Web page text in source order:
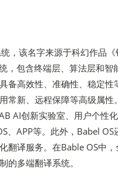
，该名字来源于科幻作品
，包含终端层、算法层和智
备高效性、准确性、稳定
常新、远程保障等高级属性
AI创新实验室、用户个性
、APP等。此外，Babel
翻译服务。在Bable OS中
的多端翻译系统。